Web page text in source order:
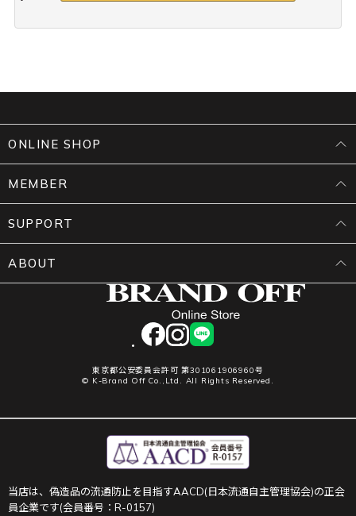
facebookinstagram
LINE
東京都公安委員会許可 第301061906960号
© K-Brand Off Co.,Ltd. All Rights Reserved.
ONLINE SHOP
MEMBER
SUPPORT
ABOUT
当店は、偽造品の流通防止を目指すAACD(日本流通自主管理協会)の正会
員企業です(会員番号：R-0157)